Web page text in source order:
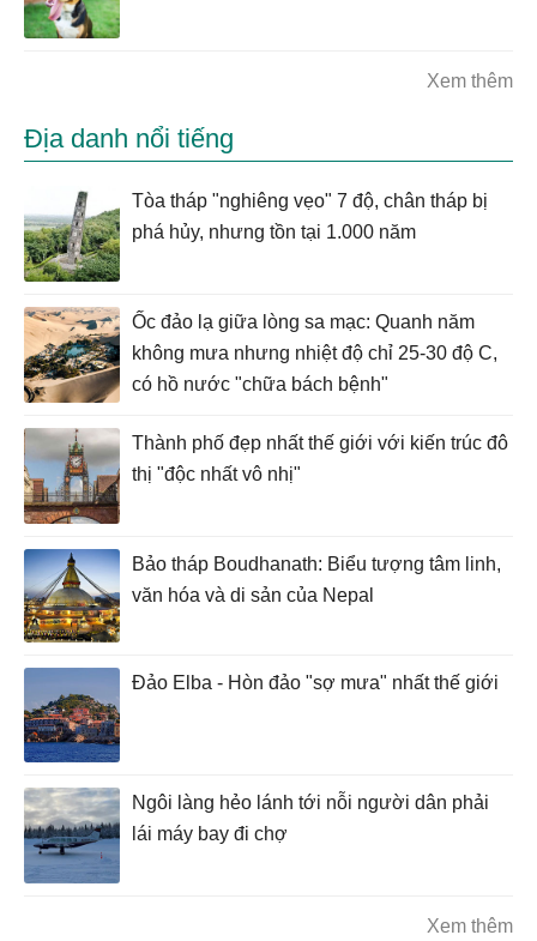
Xem thêm
Địa danh nổi tiếng
Tòa tháp "nghiêng vẹo" 7 độ, chân tháp bị
phá hủy, nhưng tồn tại 1.000 năm
Ốc đảo lạ giữa lòng sa mạc: Quanh năm
không mưa nhưng nhiệt độ chỉ 25-30 độ C,
có hồ nước "chữa bách bệnh"
Thành phố đẹp nhất thế giới với kiến trúc đô
thị "độc nhất vô nhị"
Bảo tháp Boudhanath: Biểu tượng tâm linh,
văn hóa và di sản của Nepal
Đảo Elba - Hòn đảo "sợ mưa" nhất thế giới
Ngôi làng hẻo lánh tới nỗi người dân phải
lái máy bay đi chợ
Xem thêm